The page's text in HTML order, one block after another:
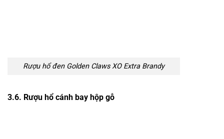
Rượu hổ đen Golden Claws XO Extra Brandy
3.6. Rượu hổ cánh bay hộp gỗ